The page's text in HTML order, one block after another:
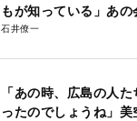
もが知っている」あの
石井僚一
「あの時、広島の人
ったのでしょうね」